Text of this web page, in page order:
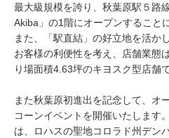
最大級規模を誇り、秋葉原駅５路
Akiba」の1階にオープンすること
また、「駅直結」の好立地を活か
お客様の利便性を考え、店舗業態
り場面積4.63坪のキヨスク型店舗
また秋葉原初進出を記念して、オ
コーンイベントを開催いたします
は、ロハスの聖地コロラド州デン